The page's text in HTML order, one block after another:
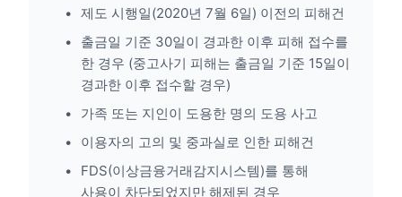
제도 시행일(2020년 7월 6일) 이전의 피해건
출금일 기준 30일이 경과한 이후 피해 접수를
한 경우 (중고사기 피해는 출금일 기준 15일이
경과한 이후 접수할 경우)
가족 또는 지인이 도용한 명의 도용 사고
이용자의 고의 및 중과실로 인한 피해건
FDS(이상금융거래감지시스템)를 통해
사용이 차단되었지만 해제된 경우